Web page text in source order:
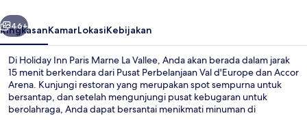
Vallee
Berikutnya
46+
RingkasanKamarLokasiKebijakan
Di Holiday Inn Paris Marne La Vallee, Anda akan berada dalam jarak
15 menit berkendara dari Pusat Perbelanjaan Val d'Europe dan Accor
Arena. Kunjungi restoran yang merupakan spot sempurna untuk
bersantap, dan setelah mengunjungi pusat kebugaran untuk
berolahraga, Anda dapat bersantai menikmati minuman di